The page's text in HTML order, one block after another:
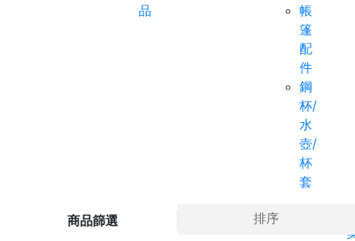
品
帳
篷
配
件
鋼
杯/
水
壺/
杯
套
商品篩選 排序